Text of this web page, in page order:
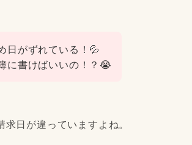
日がずれている！💦
に書けばいいの！？😭
日が違っていますよね。